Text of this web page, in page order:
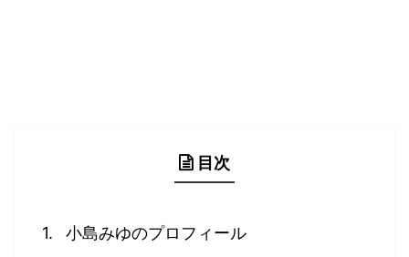
目次
小島みゆのプロフィール